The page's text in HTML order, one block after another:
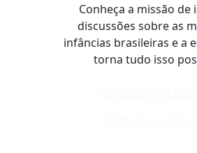
Conheça a missão de
discussões sobre as
infâncias brasileiras e a
torna tudo isso